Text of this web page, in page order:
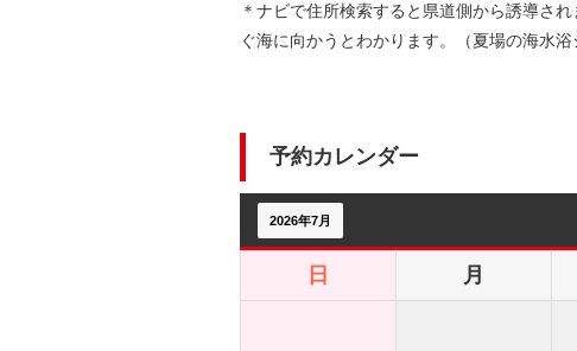
＊ナビで住所検索すると県道側から誘導さ
ぐ海に向かうとわかります。（夏場の海水
予約カレンダー
2026年7月
日 月